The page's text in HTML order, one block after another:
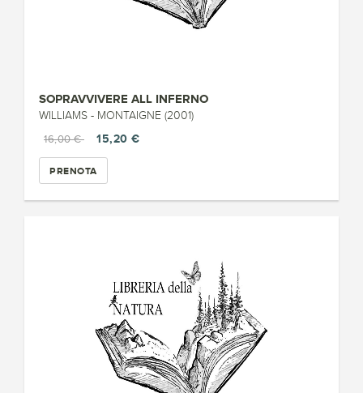
SOPRAVVIVERE ALL INFERNO
WILLIAMS - MONTAIGNE (2001)
16,00 €
15,20 €
PRENOTA